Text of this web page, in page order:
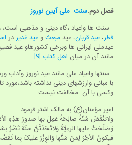
فصل دوم.سنت ملی آیین نوروز
سنت ها واعیاد ،گاه دینی و مذهبی است،
فطر، عید قربان، عید مبعثو عید غدیر در
عیدملی ایرانی ها وبرخی کشورهاو عید
مانند آن در میان اهل کتاب.
[9]
سنتها واعیاد ملی مانند عید نوروز وآداب
با مبانی وارزشهای دینی نداشته باشد،مورد
وکسی با آن مخالفت نیست.
امیر مؤمنان(ع) به مالک اشتر فرمود:
ولاتَنْقُضْ سُنّةً صالِحَةً عَمِلَ بها صدورُ هذِهِ
وَصَلُحَتْ علیها الرعِیَّةُ وَلاتَحْدُثَنَّ سنّةً
فیکونُ الأجْرُ لِمَنْ سَنَّها وَالوِزْرُ علیکَ بِما